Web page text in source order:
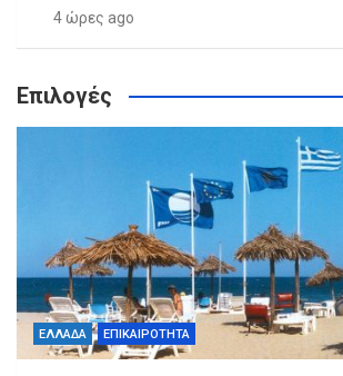
4 ώρες ago
Επιλογές
ΕΛΛΑΔΑ ΕΠΙΚΑΙΡΟΤΗΤΑ